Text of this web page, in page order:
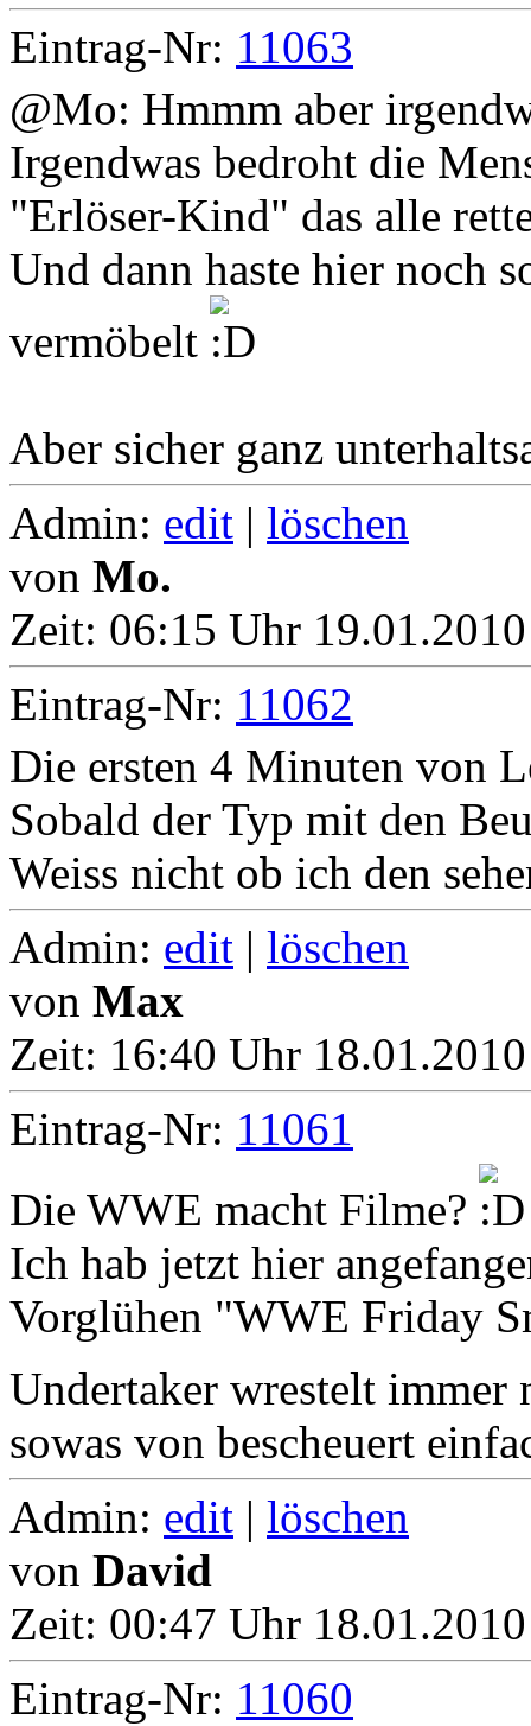
Eintrag-Nr: 11063
@Mo: Hmmm aber
Irgendwas bedroht die
"Erlöser-Kind" das alle
Und dann haste hier noch
vermöbelt
Aber sicher ganz
Admin: edit | löschen
von Mo.
Zeit: 06:15 Uhr
Eintrag-Nr: 11062
Die ersten 4 Minuten von
Sobald der Typ mit den
Weiss nicht ob ich den
Admin: edit | löschen
von Max
Zeit: 16:40 Uhr
Eintrag-Nr: 11061
Die WWE macht Filme?
Ich hab jetzt hier
Vorglühen "WWE Friday
Undertaker wrestelt
sowas von bescheuert
Admin: edit | löschen
von David
Zeit: 00:47 Uhr
Eintrag-Nr: 11060